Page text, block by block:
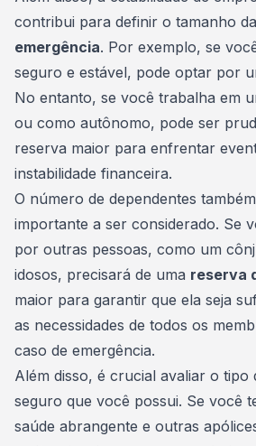
contribui para definir o tamanho da
emergência. Por exemplo, se
seguro e estável, pode optar por
No entanto, se você trabalha em
ou como autônomo, pode ser
reserva maior para enfrentar
instabilidade financeira.
O número de dependentes
importante a ser considerado. Se
por outras pessoas, como um
idosos, precisará de uma reserva
maior para garantir que ela seja
as necessidades de todos os
caso de emergência.
Além disso, é crucial avaliar o tipo
seguro que você possui. Se você
saúde abrangente e outras